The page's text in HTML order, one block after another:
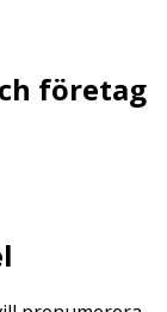
företag